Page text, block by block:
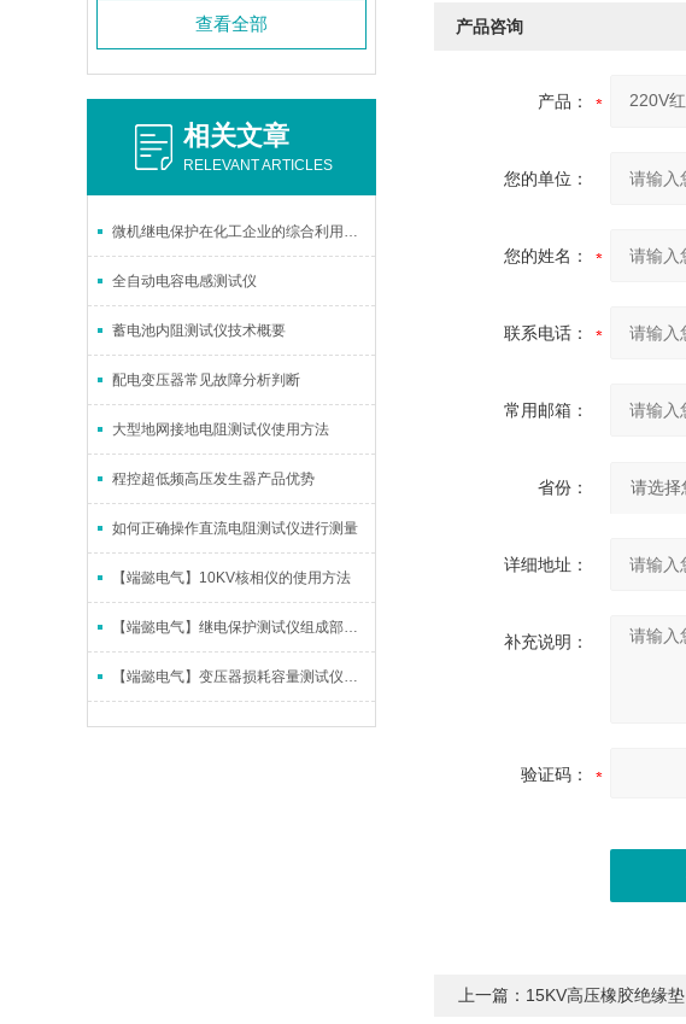
查看全部
相关文章
RELEVANT ARTICLES
微机继电保护在化工企业的综合利用和研究
全自动电容电感测试仪
蓄电池内阻测试仪技术概要
配电变压器常见故障分析判断
大型地网接地电阻测试仪使用方法
程控超低频高压发生器产品优势
如何正确操作直流电阻测试仪进行测量
【端懿电气】10KV核相仪的使用方法
【端懿电气】继电保护测试仪组成部分介绍
【端懿电气】变压器损耗容量测试仪的概述
产品咨询
产品：
您的单位：
您的姓名：
联系电话：
常用邮箱：
省份：
详细地址：
补充说明：
验证码：
上一篇： 15KV高压橡胶绝缘垫